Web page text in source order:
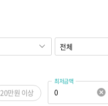
20만원 이상
최저금액